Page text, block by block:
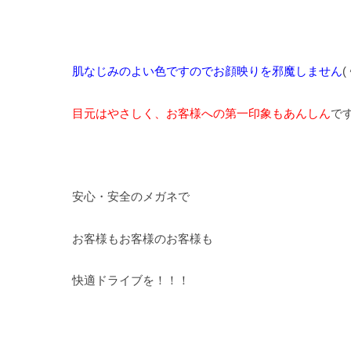
肌なじみのよい色ですのでお顔映りを邪魔しません(
目元はやさしく、お客様への第一印象もあんしんで
安心・安全のメガネで
お客様もお客様のお客様も
快適ドライブを！！！